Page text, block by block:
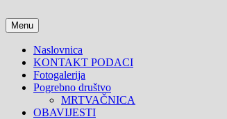
to
content
Menu
Naslovnica
KONTAKT PODACI
Fotogalerija
Pogrebno društvo
MRTVAČNICA
OBAVIJESTI